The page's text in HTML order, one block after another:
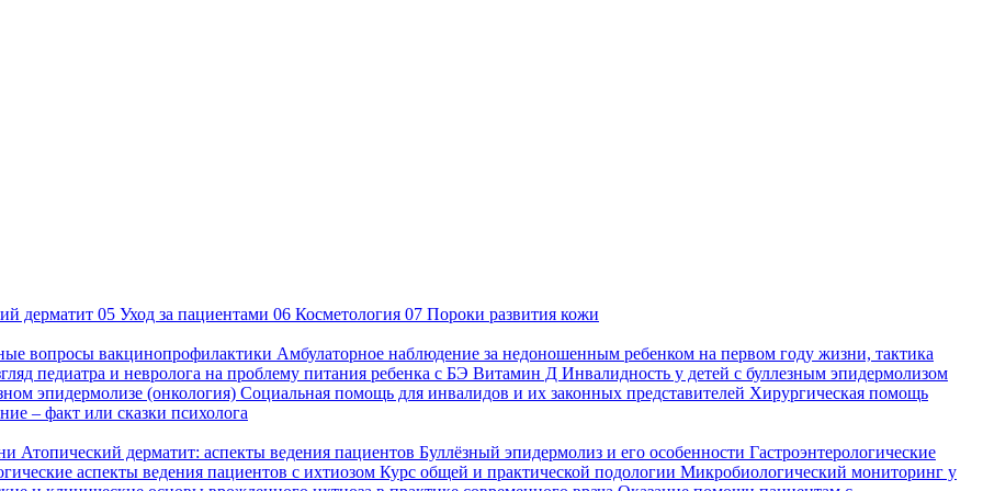
дерматит 05 Уход за пациентами 06 Косметология 07 Пороки развития кожи
вопросы вакцинопрофилактики Амбулаторное наблюдение за недоношенным ребенком на первом году жизни, тактика
педиатра и невролога на проблему питания ребенка с БЭ Витамин Д Инвалидность у детей с буллезным эпидермолизом
эпидермолизе (онкология) Социальная помощь для инвалидов и их законных представителей Хирургическая помощь
– факт или сказки психолога
Атопический дерматит: аспекты ведения пациентов Буллёзный эпидермолиз и его особенности Гастроэнтерологические
аспекты ведения пациентов с ихтиозом Курс общей и практической подологии Микробиологический мониторинг у